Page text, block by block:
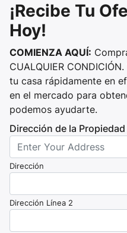
¡Recibe Tu
Hoy!
COMIENZA AQUÍ:
CUALQUIER
tu casa rápidamente en
en el mercado para
podemos ayudarte.
Dirección de la Propiedad
Dirección
Dirección Línea 2